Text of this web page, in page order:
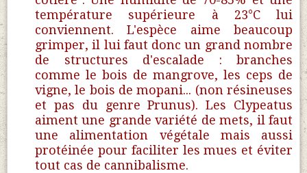
température supérieure à 23°C lui
conviennent. L'espèce aime beaucoup
grimper, il lui faut donc un grand nombre
de structures d'escalade : branches
comme le bois de mangrove, les ceps de
vigne, le bois de mopani... (non résineuses
et pas du genre Prunus). Les Clypeatus
aiment une grande variété de mets, il faut
une alimentation végétale mais aussi
protéinée pour faciliter les mues et éviter
tout cas de cannibalisme.